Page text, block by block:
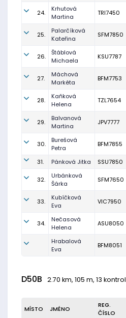
24.
Krhutová
Martina
TRI7450
25.
Palarčíková
Kateřina
SFM7850
26.
Štáblová
Michaela
KSU7787
27.
Máchová
Markéta
BFM7753
28.
Kaňková
Helena
TZL7654
29.
Balvanová
Martina
JPV7777
30.
Burešová
Petra
BFM7855
31. Pánková Jitka SSU7850
32.
Urbánková
Šárka
SFM7650
33.
Kubíčková
Eva
VIC7950
34.
Nečasová
Helena
ASU8050
Hrabalová
Eva
BFM8051
D50B 2.70 km, 105 m, 13 kontrol
MÍSTO JMÉNO
REG.
ČÍSLO